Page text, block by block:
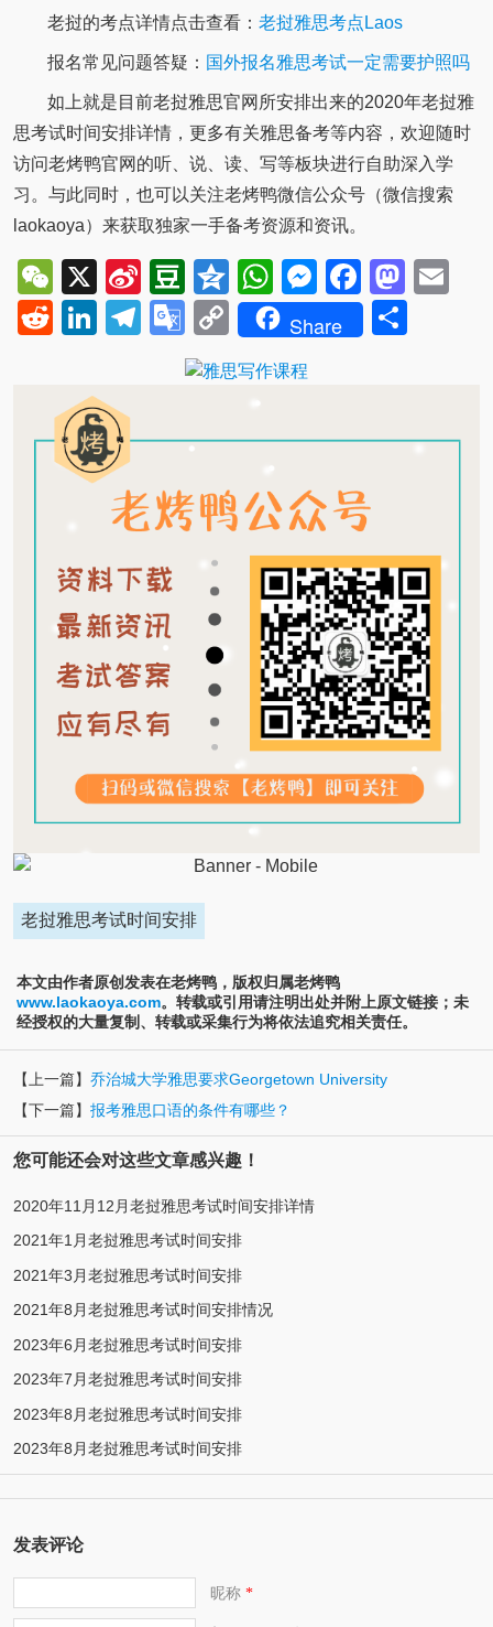
老挝的考点详情点击查看： 老挝雅思考点Laos
报名常见问题答疑： 国外报名雅思考试一定需要护照吗
如上就是目前老挝雅思官网所安排出来的2020年老挝雅
思考试时间安排详情，更多有关雅思备考等内容，欢迎随时
访问老烤鸭官网的听、说、读、写等板块进行自助深入学
习。与此同时，也可以关注老烤鸭微信公众号（微信搜索
laokaoya）来获取独家一手备考资源和资讯。
WeChat
X
Sina
Weibo
Douban
QzoneWhatsApp
Messenger
RedditLinkedIn
Telegram
Google
Translate
Copy
Link
Share
老挝雅思考试时间安排
本文由作者原创发表在老烤鸭，版权归属老烤鸭
www.laokaoya.com。转载或引用请注明出处并附上原文链接；未
经授权的大量复制、转载或采集行为将依法追究相关责任。
【上一篇】 乔治城大学雅思要求Georgetown University
【下一篇】 报考雅思口语的条件有哪些？
您可能还会对这些文章感兴趣！
2020年11月12月老挝雅思考试时间安排详情
2021年1月老挝雅思考试时间安排
2021年3月老挝雅思考试时间安排
2021年8月老挝雅思考试时间安排情况
2023年6月老挝雅思考试时间安排
2023年7月老挝雅思考试时间安排
2023年8月老挝雅思考试时间安排
2023年8月老挝雅思考试时间安排
发表评论
昵称*